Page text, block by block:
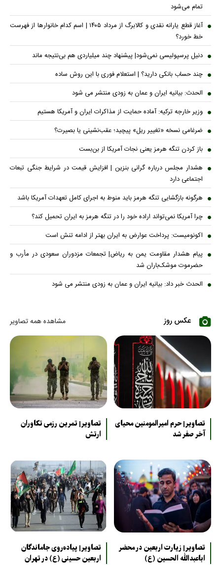
تمام می‌شود
آغاز قطع یارانه نقدی و کالابرگ از مرداد ۱۴۰۵ | اسم کدام خانوار‌ها از فهرست
خط خورد؟
دنیل پرسپولیسی نمی‌شود| پیشنهاد چند میلیاردی هم بی‌نتیجه ماند
چند حساب بانکی دارید؟ | استعلام فوری با این روش ساده
الحدث: بیانیه ایران و عمان به زودی منتشر می شود
وزیر خارجه ترکیه: آماده حمایت از مذاکرات ایران و آمریکا هستیم
ضرغامی نسخه «تغییر ریل» پیچید؛ عقب‌نشینی یا بصیرت؟
باز کردن تنگه هرمز یعنی نجات آمریکا از بن‌بست
هشدار مجلس درباره گرانی بنزین | افزایش قیمت در شرایط جنگی تبعات
اجتماعی دارد
هرگونه بازگشایی تنگه هرمز باید منوط به اجرای کامل تعهدات آمریکا باشد
چرا آمریکا نمی‌تواند اراده خود را در تنگه هرمز به ایران تحمیل کند؟
اکونومیست: پرداخت عوارض به ایران بهتر از ادامه تنش است
پیام هشدار مقاومت یمن به ریاض| تجمعات مزدوران سعودی در مأرب و
حضرموت موشک‌باران شد
الحدث خبر داد: بیانیه ایران و عمان به زودی منتشر می شود
عکس روز مشاهده همه تصاویر
تصاویر| حرم امیرالمومنین محیای
آخر صفر شد
تصاویر| تمرین رزمی تکاوران
ارتش
تصاویر| زیارت اربعین در محضر
اباعبدالله الحسین (ع)
تصاویر| پیاده‌روی جاماندگان
اربعین حسینی (ع) در تهران